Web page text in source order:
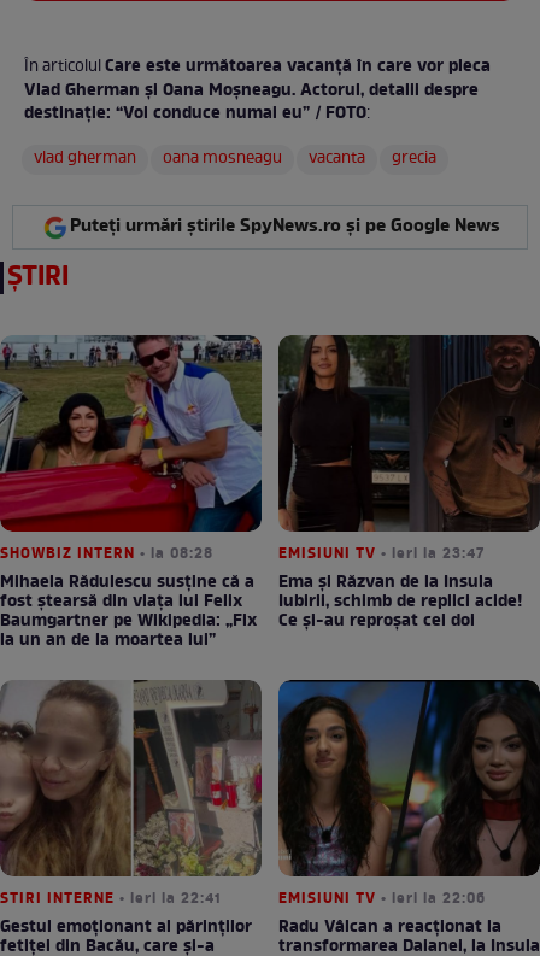
În articolulCare este următoarea vacanță în care vor pleca
Vlad Gherman și Oana Moșneagu. Actorul, detalii despre
destinație: “Voi conduce numai eu” / FOTO:
vlad gherman
oana mosneagu vacanta grecia
Puteți urmări știrile SpyNews.ro și pe Google News
ȘTIRI
SHOWBIZ INTERN • la 08:28
Mihaela Rădulescu susține că a
fost ștearsă din viața lui Felix
Baumgartner pe Wikipedia: „Fix
la un an de la moartea lui”
EMISIUNI TV • ieri la 23:47
Ema și Răzvan de la Insula
Iubirii, schimb de replici acide!
Ce și-au reproșat cei doi
STIRI INTERNE • ieri la 22:41
Gestul emoționant al părinților
fetiței din Bacău, care și-a
EMISIUNI TV • ieri la 22:06
Radu Vâlcan a reacționat la
transformarea Daianei, la Insula